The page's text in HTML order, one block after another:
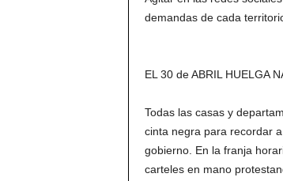
demandas de cada
EL 30 de ABRIL HUELGA
Todas las casas y
cinta negra para recordar
gobierno. En la franja
carteles en mano